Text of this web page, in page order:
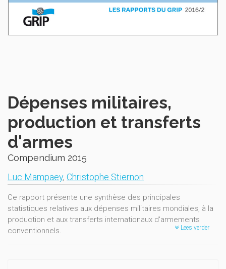
Dépenses militaires,
production et transferts
d'armes
Compendium 2015
Luc Mampaey, Christophe Stiernon
Ce rapport présente une synthèse des principales
statistiques relatives aux dépenses militaires mondiales, à la
production et aux transferts internationaux d'armements
conventionnels.
Lees verder